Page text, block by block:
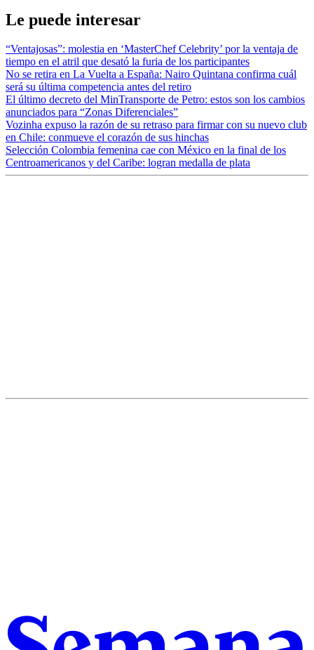
Le puede interesar
“Ventajosas”: molestia en ‘MasterChef Celebrity’ por la ventaja de
tiempo en el atril que desató la furia de los participantes
No se retira en La Vuelta a España: Nairo Quintana confirma cuál
será su última competencia antes del retiro
El último decreto del MinTransporte de Petro: estos son los cambios
anunciados para “Zonas Diferenciales”
Vozinha expuso la razón de su retraso para firmar con su nuevo club
en Chile: conmueve el corazón de sus hinchas
Selección Colombia femenina cae con México en la final de los
Centroamericanos y del Caribe: logran medalla de plata